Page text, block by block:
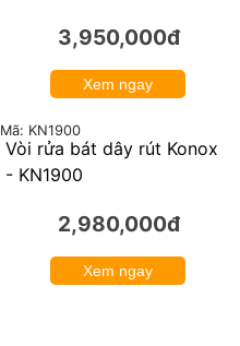
3,950,000đ
Xem ngay
Vòi rửa bát dây rút Konox
- KN1900
Mã: KN1900
2,980,000đ
Xem ngay